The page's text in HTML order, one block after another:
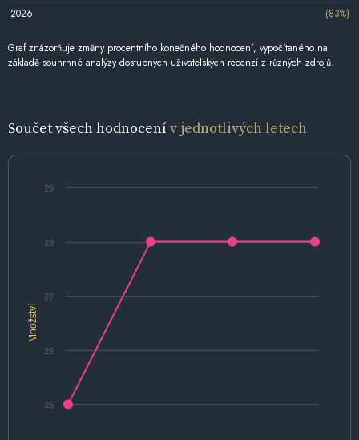
2026
(83%)
Graf znázorňuje změny procentního konečného hodnocení, vypočítaného na
základě souhrnné analýzy dostupných uživatelských recenzí z různých zdrojů.
Součet všech hodnocenív jednotlivých letech
Množství
25
26
27
28
29